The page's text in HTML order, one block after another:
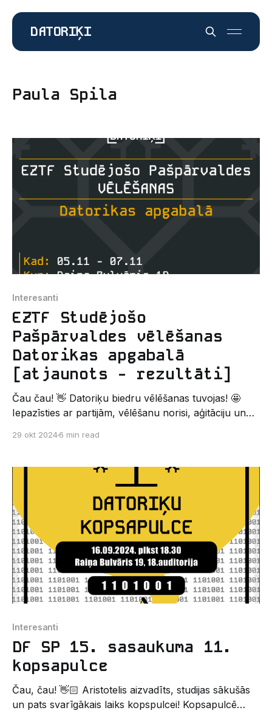
DATORIĶI
Paula Spila
Interesanti
EZTF Studējošo
Pašpārvaldes vēlēšanas
Datorikas apgabalā
[atjaunots - rezultāti]
Čau čau! 👋 Datoriķu biedru vēlēšanas tuvojas! 🤩
Iepazīsties ar partijām, vēlēšanu norisi, aģitāciju un
29 okt 20246 min read
Interesanti
DF SP 15. sasaukuma 11.
kopsapulce
Čau, čau! 👋🏻 Aristotelis aizvadīts, studijas sākušās
un pats svarīgākais laiks kopspulcei! Kopsapulcē